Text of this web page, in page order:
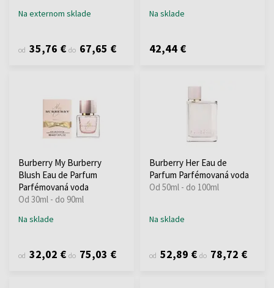
Na externom sklade
od 35,76 € do 67,65 €
Na sklade
42,44 €
Burberry My Burberry
Blush Eau de Parfum
Parfémovaná voda
Od 30ml - do 90ml
Na sklade
od 32,02 € do 75,03 €
Burberry Her Eau de
Parfum Parfémovaná voda
Od 50ml - do 100ml
Na sklade
od 52,89 € do 78,72 €